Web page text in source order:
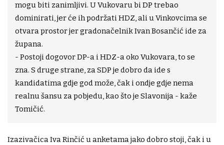
mogu biti zanimljivi. U Vukovaru bi DP trebao
dominirati, jer će ih podržati HDZ, ali u Vinkovcima se
otvara prostor jer gradonačelnik Ivan Bosančić ide za
župana.
- Postoji dogovor DP-a i HDZ-a oko Vukovara, to se
zna. S druge strane, za SDP je dobro da ide s
kandidatima gdje god može, čak i ondje gdje nema
realnu šansu za pobjedu, kao što je Slavonija - kaže
Tomičić.
Izazivačica Iva Rinčić u anketama jako dobro stoji, čak i u